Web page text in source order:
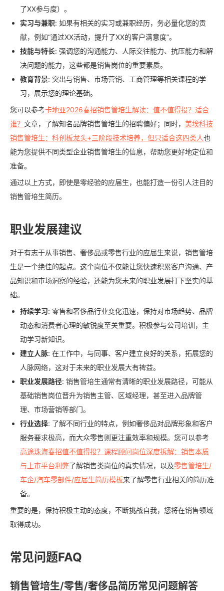
了XX参与度）。
实习与兼职: 如果有相关的实习或兼职经历，务必量化您的贡
献，例如“通过XX活动，提升了XX的客户满意度”。
技能与特长: 强调您的沟通能力、人际交往能力、抗压能力和解
决问题的能力，这些都是销售岗位的重要素质。
教育背景: 突出与销售、市场营销、工商管理等相关课程的学
习，展示您的理论基础。
您可以参考卡地亚2026春招销售管培生解读：值不值得投？适合
谁？ 文章，了解知名品牌销售管培生的招聘偏好；同时， 美埃科技
销售管培生：科创板龙头+三阶段技术培养，但只适合这四类人也
能为您提供不同类型企业销售管培生的信息，帮助您更好地定位和
准备。
通过以上方式，即使是零经验的应届生，也能打造一份引人注目的
销售管培生简历。
职业发展建议
对于有志于从事销售、奢侈品或零售行业的应届生来说，销售管培
生是一个绝佳的起点。这个岗位不仅能让您快速积累客户沟通、产
品知识和市场洞察的经验，还能为您未来的职业发展打下坚实的基
础。
持续学习: 零售和奢侈品行业变化迅速，保持对市场趋势、品牌
动态和消费者心理的敏锐度至关重要。积极参与公司培训，主
动学习新知识。
建立人脉: 在工作中，与同事、客户建立良好的关系，拓展您的
人脉网络，这对于未来的职业发展大有裨益。
职业发展路径: 销售管培生通常有清晰的职业发展路径，可能从
基础销售岗位晋升为销售主管、区域经理，甚至进入品牌管
理、市场营销等部门。
行业选择: 了解不同行业的特点，例如奢侈品对品牌形象和客户
服务要求极高，而大众零售则更注重效率和规模。您可以参考
高途珠海春招值不值得投？课程顾问岗位深度拆解：销售本质
与上市平台利弊了解销售类岗位的真实情况，以及零售管培生/
车企/汽车零部件/应届生简历模板来了解零售行业相关的简历准
备。
重要的是，保持积极主动的态度，不断挑战自我，您将在销售领域
取得成功。
常见问题FAQ
销售管培生/零售/奢侈品简历常见问题解答